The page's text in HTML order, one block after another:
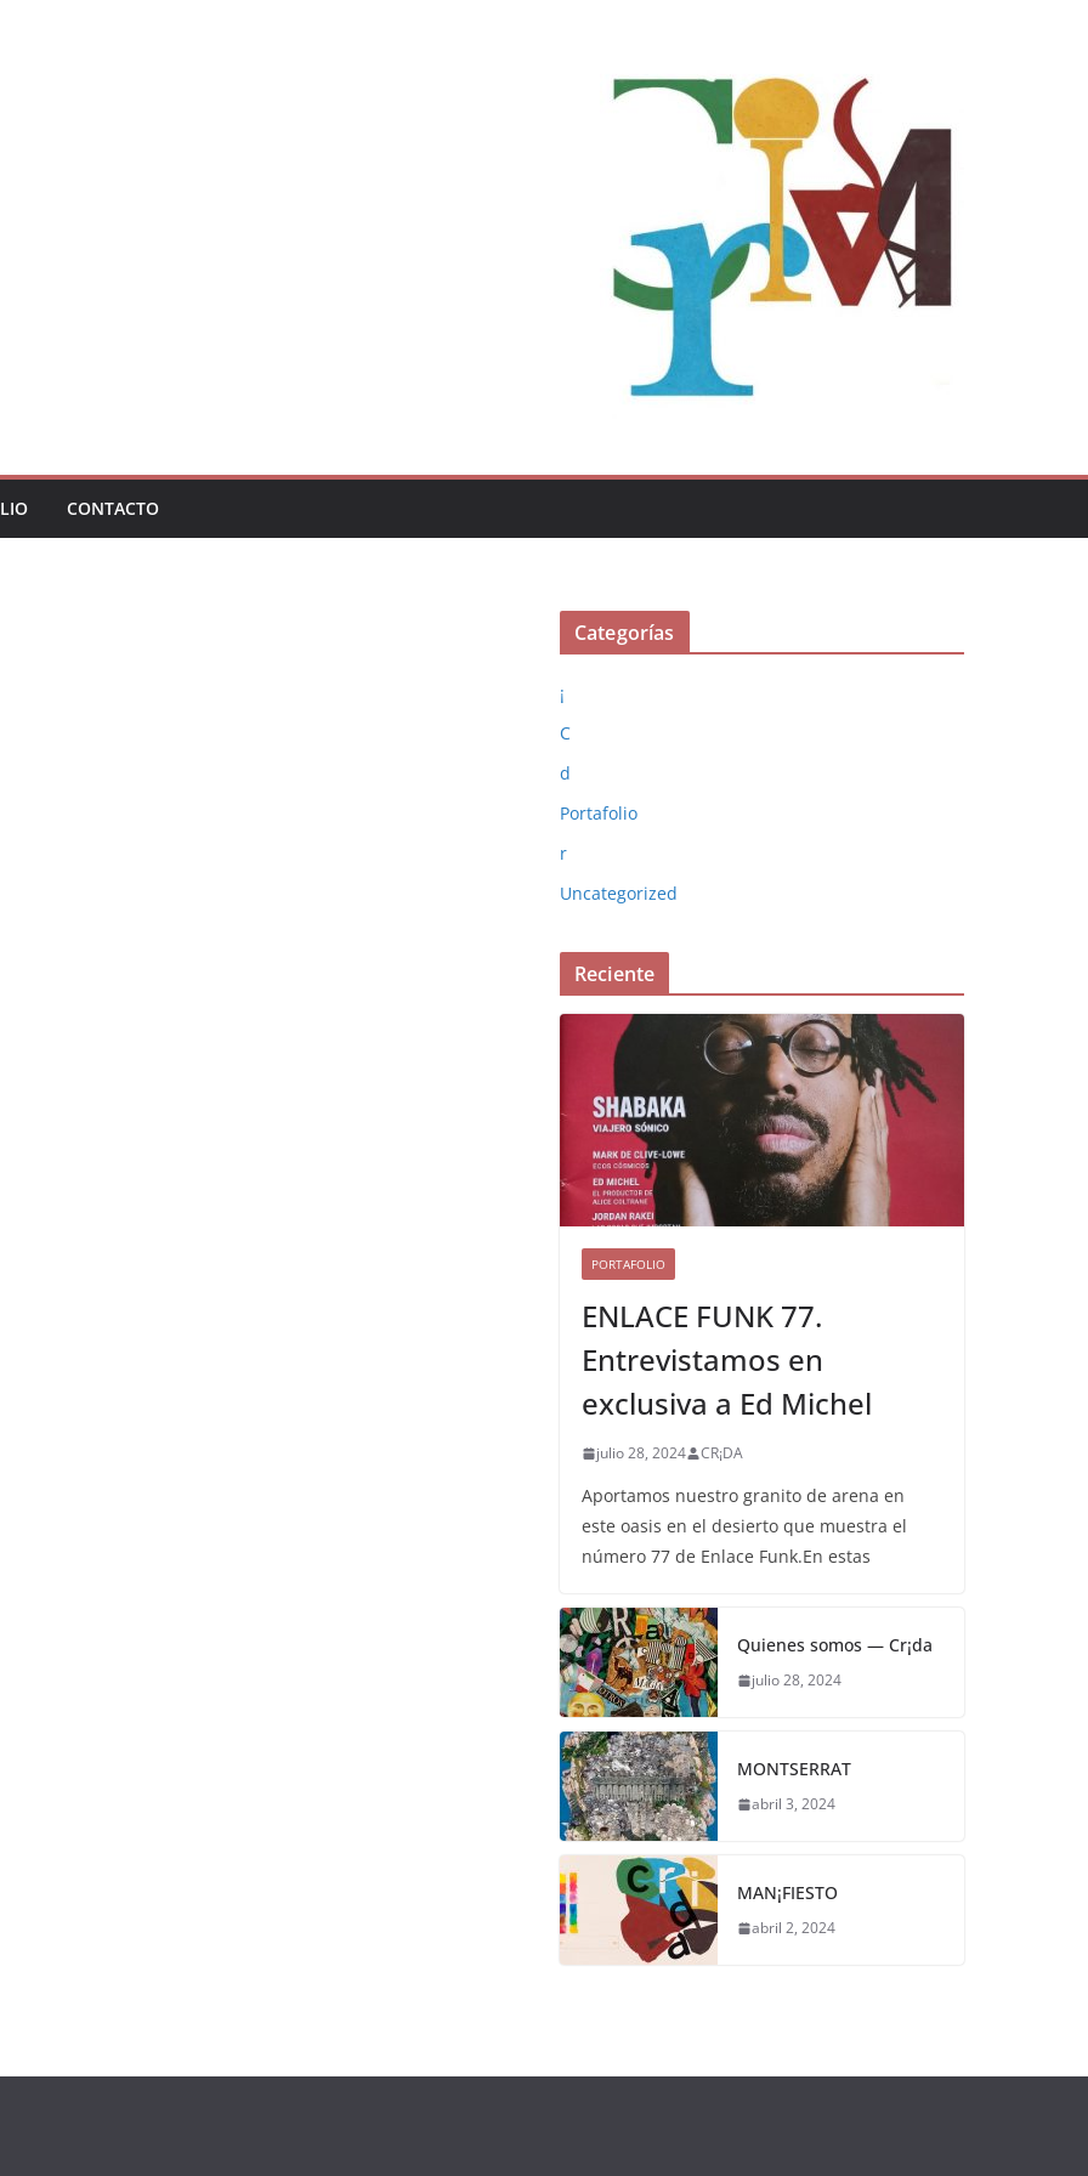
CONTACTO
Categorías
¡
C
d
Portafolio
r
Uncategorized
Reciente
PORTAFOLIO
ENLACE FUNK 77.
Entrevistamos en
exclusiva a Ed Michel
julio 28, 2024 CR¡DA
Aportamos nuestro granito de arena en
este oasis en el desierto que muestra el
número 77 de Enlace Funk.En estas
Quienes somos — Cr¡da
julio 28, 2024
MONTSERRAT
abril 3, 2024
MAN¡FIESTO
abril 2, 2024